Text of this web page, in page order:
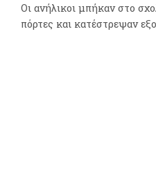
Οι ανήλικοι μπήκαν στο
πόρτες και κατέστρεψαν